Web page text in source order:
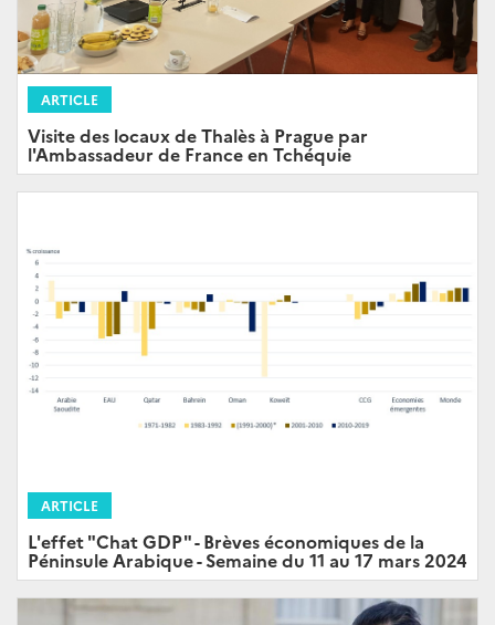
ARTICLE
Visite des locaux de Thalès à Prague par
l'Ambassadeur de France en Tchéquie
ARTICLE
L'effet "Chat GDP" - Brèves économiques de la
Péninsule Arabique - Semaine du 11 au 17 mars 2024